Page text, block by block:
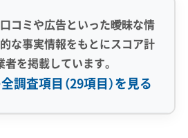
コミや広告といった曖昧な情
な事実情報をもとにスコア計
を掲載しています。
調査項目（29項目）を見る